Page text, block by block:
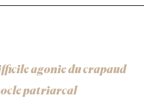
agonie du crapaud
patriarcal